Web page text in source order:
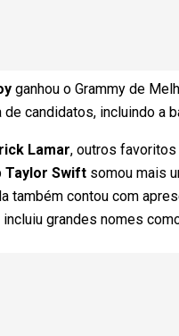
ganhou o Grammy de
candidatos, incluindo a
Lamar, outros
Taylor Swift somou mais
também contou com
grandes nomes